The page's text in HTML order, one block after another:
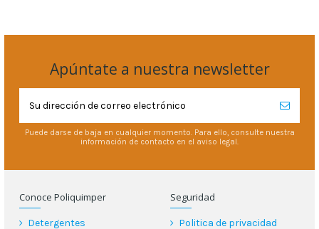
Apúntate a nuestra newsletter
Puede darse de baja en cualquier momento. Para ello, consulte nuestra
información de contacto en el aviso legal.
Conoce Poliquimper
Detergentes
Seguridad
Politica de privacidad